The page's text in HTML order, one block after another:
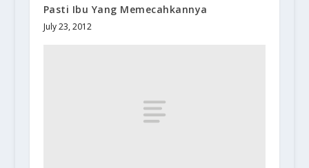
Pasti Ibu Yang Memecahkannya
July 23, 2012